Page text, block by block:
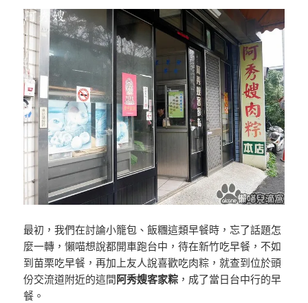
最初，我們在討論小籠包、飯糰這類早餐時，忘了話題怎
麼一轉，懶喵想說都開車跑台中，待在新竹吃早餐，不如
到苗栗吃早餐，再加上友人說喜歡吃肉粽，就查到位於頭
份交流道附近的這間阿秀嫂客家粽 ，成了當日台中行的早
餐。